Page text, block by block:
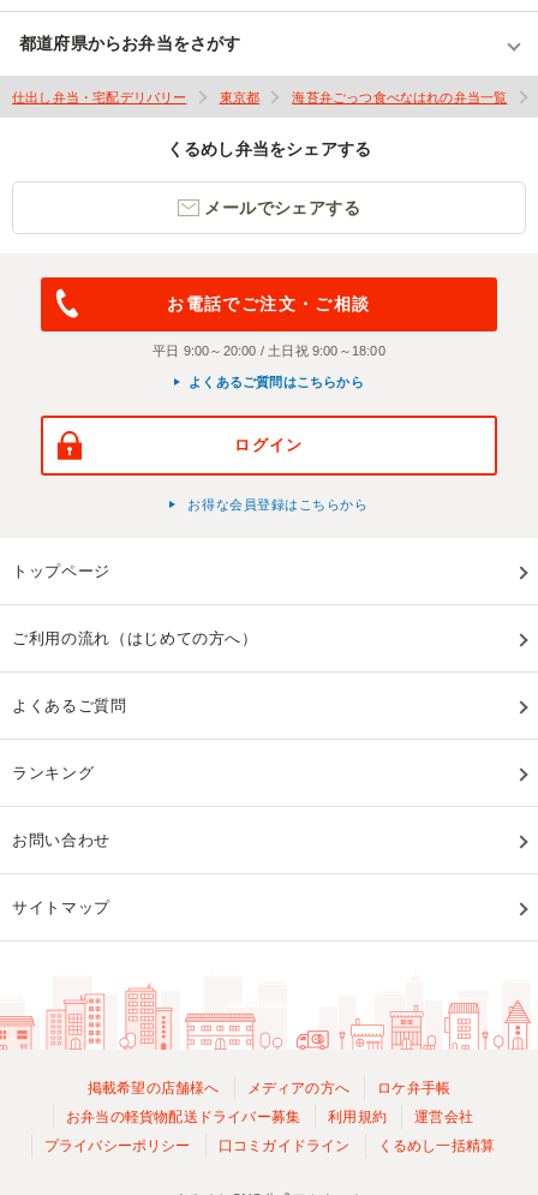
都道府県からお弁当をさがす
仕出し弁当・宅配デリバリー 東京都 海苔弁ごっつ食べなはれの弁当一覧
くるめし弁当をシェアする
メールでシェアする
お電話でご注文・ご相談
平日 9:00～20:00 / 土日祝 9:00～18:00
よくあるご質問はこちらから
ログイン
お得な会員登録はこちらから
トップページ
ご利用の流れ（はじめての方へ）
よくあるご質問
ランキング
お問い合わせ
サイトマップ
掲載希望の店舗様へ メディアの方へ
ロケ弁手帳
お弁当の軽貨物配送ドライバー募集
利用規約
運営会社
プライバシーポリシー
口コミガイドライン くるめし一括精算